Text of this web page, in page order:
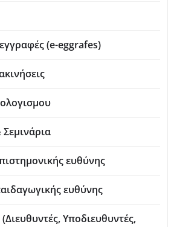
(e-eggrafes)
ευθύνης
ευθύνης
Υποδιευθυντές,